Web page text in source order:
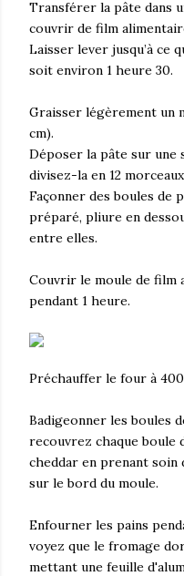
Transférer la pâte dans
couvrir de film
Laisser lever jusqu’à ce
soit environ 1 heure 30.
Graisser légèrement un
cm).
Déposer la pâte sur une
divisez-la en 12
Façonner des boules de
préparé, pliure en
entre elles.
Couvrir le moule de film
pendant 1 heure.
Préchauffer le four à 400
Badigeonner les boules
recouvrez chaque boule
cheddar en prenant
sur le bord du moule.
Enfourner les pains
voyez que le fromage
mettant une feuille